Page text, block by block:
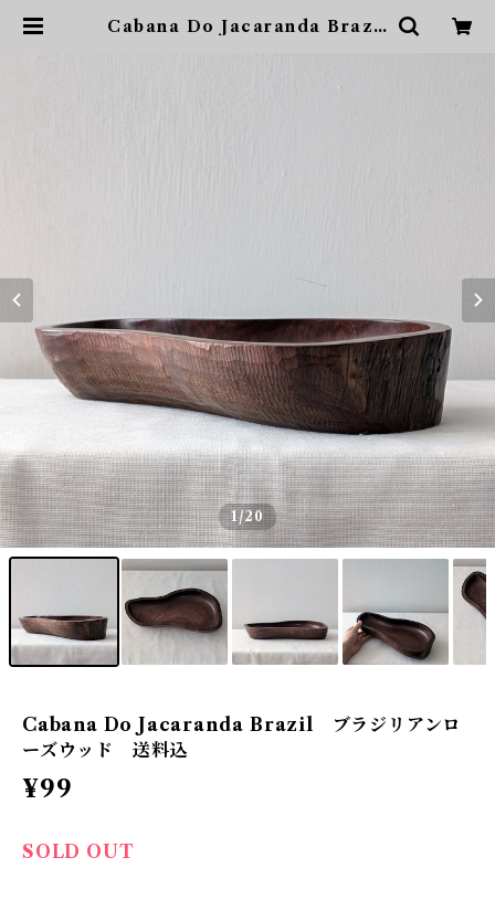
Cabana Do Jacaranda Brazil
1/20
Cabana Do Jacaranda Brazil ブラジリアンロ
ーズウッド 送料込
¥99
SOLD OUT